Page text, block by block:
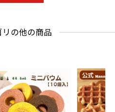
リの他の商品